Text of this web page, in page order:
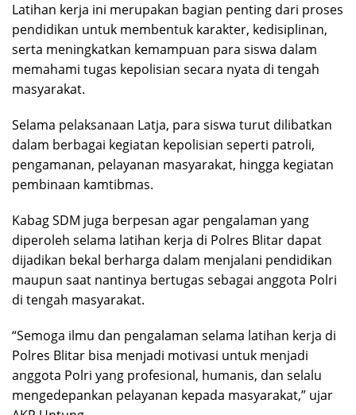
Latihan kerja ini merupakan bagian penting dari proses
pendidikan untuk membentuk karakter, kedisiplinan,
serta meningkatkan kemampuan para siswa dalam
memahami tugas kepolisian secara nyata di tengah
masyarakat.
Selama pelaksanaan Latja, para siswa turut dilibatkan
dalam berbagai kegiatan kepolisian seperti patroli,
pengamanan, pelayanan masyarakat, hingga kegiatan
pembinaan kamtibmas.
Kabag SDM juga berpesan agar pengalaman yang
diperoleh selama latihan kerja di Polres Blitar dapat
dijadikan bekal berharga dalam menjalani pendidikan
maupun saat nantinya bertugas sebagai anggota Polri
di tengah masyarakat.
“Semoga ilmu dan pengalaman selama latihan kerja di
Polres Blitar bisa menjadi motivasi untuk menjadi
anggota Polri yang profesional, humanis, dan selalu
mengedepankan pelayanan kepada masyarakat,” ujar